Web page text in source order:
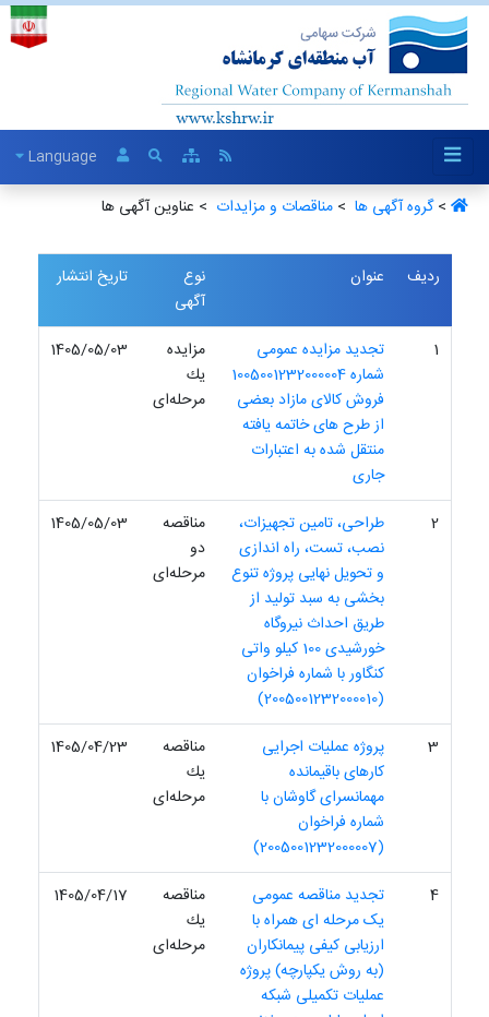
Language
>گروه آگهی ها ‏ >مناقصات و مزایدات ‏ > عناوین آگهی ها
ردیف عنوان
نوع
آگهی
تاریخ انتشار
1
تجدید مزایده عمومی
شماره 1005001232000004
فروش کالای مازاد بعضی
از طرح های خاتمه یافته
منتقل شده به اعتبارات
جاری
مزایده
یك
مرحله‌ای
1405/05/03
2
طراحی، تامین تجهیزات،
نصب، تست، راه اندازی
و تحویل نهایی پروژه تنوع
بخشی به سبد تولید از
طریق احداث نیروگاه
خورشیدی 100 کیلو واتی
کنگاور با شماره فراخوان
(2005001232000010)
مناقصه
دو
مرحله‌ای
1405/05/03
3
پروژه عملیات اجرایی
کارهای باقیمانده
مهمانسرای گاوشان با
شماره فراخوان
(2005001232000007)
مناقصه
یك
مرحله‌ای
1405/04/23
4
تجدید مناقصه عمومی
یک مرحله ای همراه با
ارزیابی کیفی پیمانکاران
(به روش یکپارچه) پروژه
عملیات تکمیلی شبکه
مناقصه
یك
مرحله‌ای
1405/04/17